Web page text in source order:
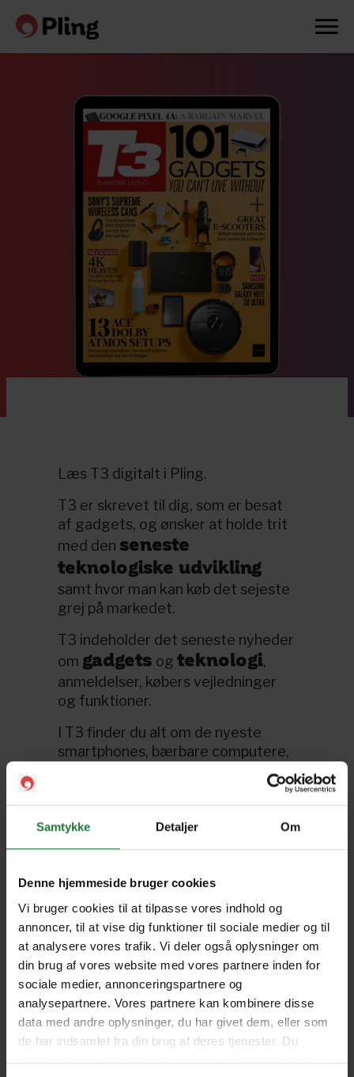
Samtykke Detaljer Om
Denne hjemmeside bruger cookies
Vi bruger cookies til at tilpasse vores indhold og
annoncer, til at vise dig funktioner til sociale medier og til
at analysere vores trafik. Vi deler også oplysninger om
din brug af vores website med vores partnere inden for
sociale medier, annonceringspartnere og
analysepartnere. Vores partnere kan kombinere disse
data med andre oplysninger, du har givet dem, eller som
de har indsamlet fra din brug af deres tjenester. Du
samtykker til vores cookies, hvis du fortsætter med at
Prøv en måned gratis
Læs T3 digitalt i Pling.
T3 er skrevet til dig, som er besat
af gadgets, og ønsker at holde trit
med den seneste
teknologiske udvikling
samt hvor man kan køb det sejeste
grej på markedet.
T3 indeholder det seneste nyheder
om gadgets og teknologi,
anmeldelser, købers vejledninger
og funktioner.
I T3 finder du alt om de nyeste
smartphones, bærbare computere,
lyd, spil, fitness og meget mere. Alt
GoPro-actionkamera til at tage en
flyvning med en jetpack.
Australien, T3 Frankrig og T3
Sprog: Engelsk, fransk.
T3 udkommer 13 gange om året i
Pling.
Med et Pling-abonnement har du
altid det nyeste T3 lige ved
hånden. Og gik du glip af et
magasin, kan du gå på jagt i det